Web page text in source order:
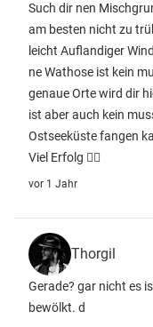
Such dir nen
am besten nicht zu
leicht Auflandiger
ne Wathose ist kein
genaue Orte wird dir
ist aber auch kein
Ostseeküste fangen
Viel Erfolg 👍🏻
vor 1 Jahr
Thorgil
Gerade? gar nicht es
bewölkt. d